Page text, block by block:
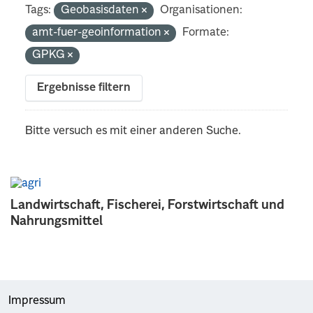
Landwirtschaft, Fischerei, Forstwirtschaft und
Nahrungsmittel
Tags: Geobasisdaten
Organisationen:
amt-fuer-geoinformation
Formate:
GPKG
Ergebnisse filtern
Bitte versuch es mit einer anderen Suche.
Impressum